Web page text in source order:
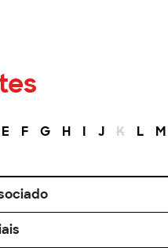
E F G H I J K L M